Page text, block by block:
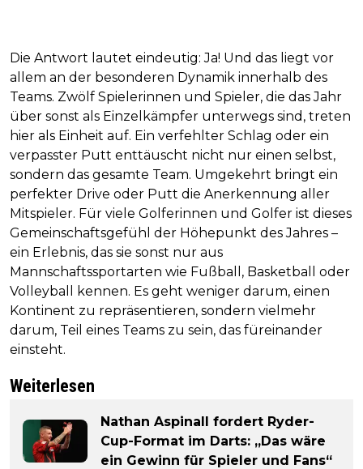
Die Antwort lautet eindeutig: Ja! Und das liegt vor
allem an der besonderen Dynamik innerhalb des
Teams. Zwölf Spielerinnen und Spieler, die das Jahr
über sonst als Einzelkämpfer unterwegs sind, treten
hier als Einheit auf. Ein verfehlter Schlag oder ein
verpasster Putt enttäuscht nicht nur einen selbst,
sondern das gesamte Team. Umgekehrt bringt ein
perfekter Drive oder Putt die Anerkennung aller
Mitspieler. Für viele Golferinnen und Golfer ist dieses
Gemeinschaftsgefühl der Höhepunkt des Jahres –
ein Erlebnis, das sie sonst nur aus
Mannschaftssportarten wie Fußball, Basketball oder
Volleyball kennen. Es geht weniger darum, einen
Kontinent zu repräsentieren, sondern vielmehr
darum, Teil eines Teams zu sein, das füreinander
einsteht.
Weiterlesen
Nathan Aspinall fordert Ryder-
Cup-Format im Darts: „Das wäre
ein Gewinn für Spieler und Fans“